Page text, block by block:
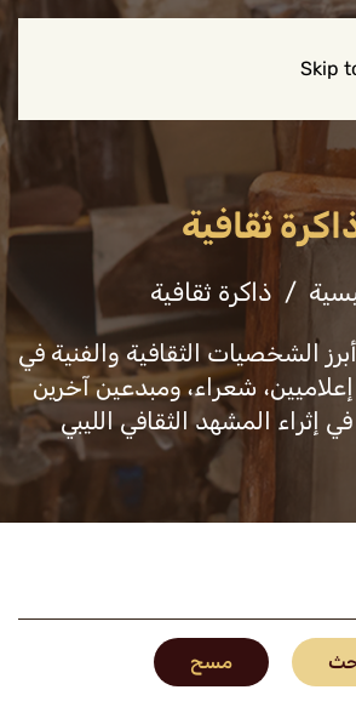
Skip
ثقافية
ذاكرة ثقافية
الشخصيات الثقافية والفنية في
إعلاميين، شعراء، ومبدعين آخرين
إثراء المشهد الثقافي الليبي